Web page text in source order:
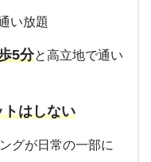
い放題
5分と高立地で通い
はしない
グが日常の一部に